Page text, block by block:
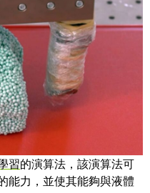
有效地製作粘土，將冰淇
習的演算法，該演算法可
能力，並使其能夠與液體